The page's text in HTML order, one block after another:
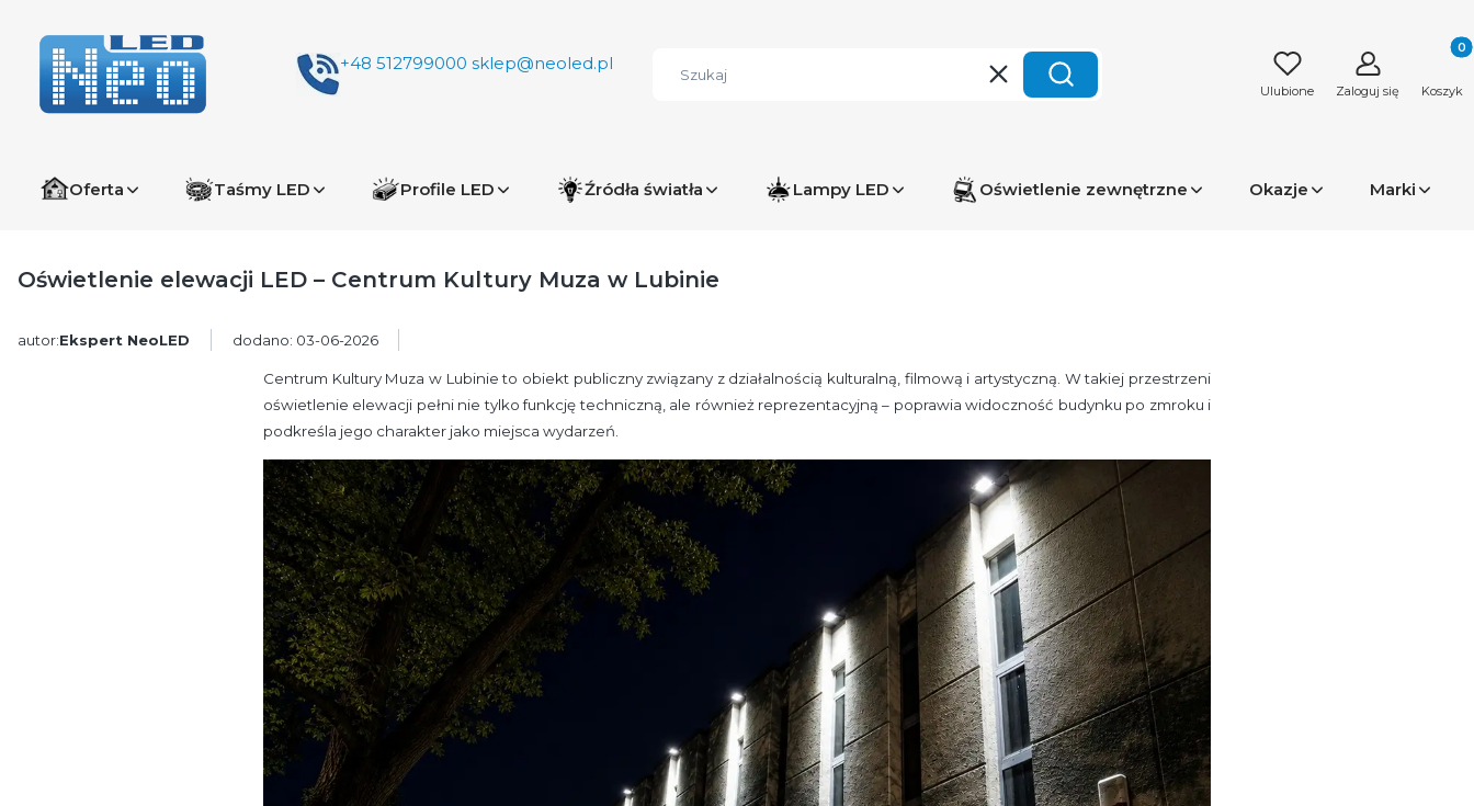
+48 512799000 sklep@neoled.pl
WyczyśćSzukaj Ulubione Zaloguj się Koszyk
Oferta Taśmy LED Profile LED Źródła światła Lampy LED Oświetlenie zewnętrzne Okazje Marki
Oświetlenie elewacji LED – Centrum Kultury Muza w Lubinie
autor:Ekspert NeoLED dodano: 03-06-2026
Centrum Kultury Muza w Lubinie to obiekt publiczny związany z działalnością kulturalną, filmową i artystyczną. W takiej przestrzeni
oświetlenie elewacji pełni nie tylko funkcję techniczną, ale również reprezentacyjną – poprawia widoczność budynku po zmroku i
podkreśla jego charakter jako miejsca wydarzeń.